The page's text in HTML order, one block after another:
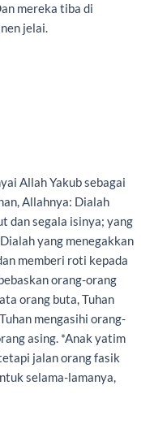
mereka tiba di
jelai.
Allah Yakub sebagai
Allahnya: Dialah
dan segala isinya; yang
yang menegakkan
memberi roti kepada
orang-orang
orang buta, Tuhan
mengasihi orang-
asing. *Anak yatim
jalan orang fasik
selama-lamanya,